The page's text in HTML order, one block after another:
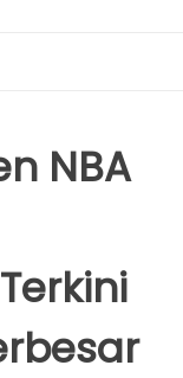
NBA